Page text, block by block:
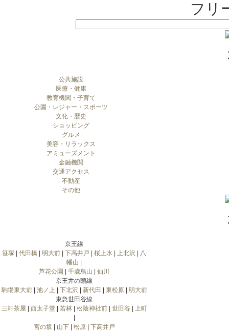
フリ
公共施設
医療・健康
教育機関・子育て
公園・レジャー・スポーツ
文化・歴史
ショッピング
グルメ
美容・リラックス
アミューズメント
金融機関
交通アクセス
不動産
その他
京王線
笹塚
代田橋 明大前 下高井戸 桜上水 上北沢
八
幡山
芦花公園
千歳烏山
仙川
京王井の頭線
駒場東大前| 池ノ上 下北沢 新代田 東松原| 明大前
東急世田谷線
三軒茶屋
西太子堂| 若林| 松陰神社前| 世田谷
上町
宮の坂
山下| 松原| 下高井戸